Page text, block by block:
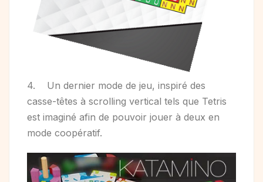
4. Un dernier mode de jeu, inspiré des
casse-têtes à scrolling vertical tels que Tetris
est imaginé afin de pouvoir jouer à deux en
mode coopératif.